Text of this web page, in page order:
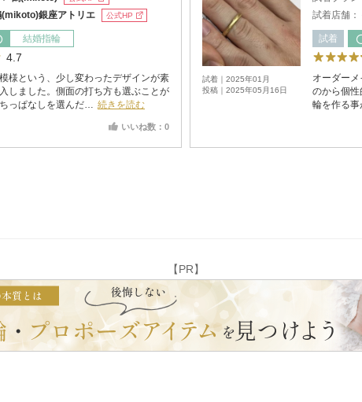
(mikoto)銀座アトリエ 公式HP
結婚指輪
4.7
様という、少し変わったデザインが素
しました。側面の打ち方も選ぶことが
っぱなしを選んだ… 続きを読む
いいね数：0
試着｜2025年01月
投稿｜2025年05月16日
試着店舗：
試着
オーダー
のから個
輪を作る
【PR】